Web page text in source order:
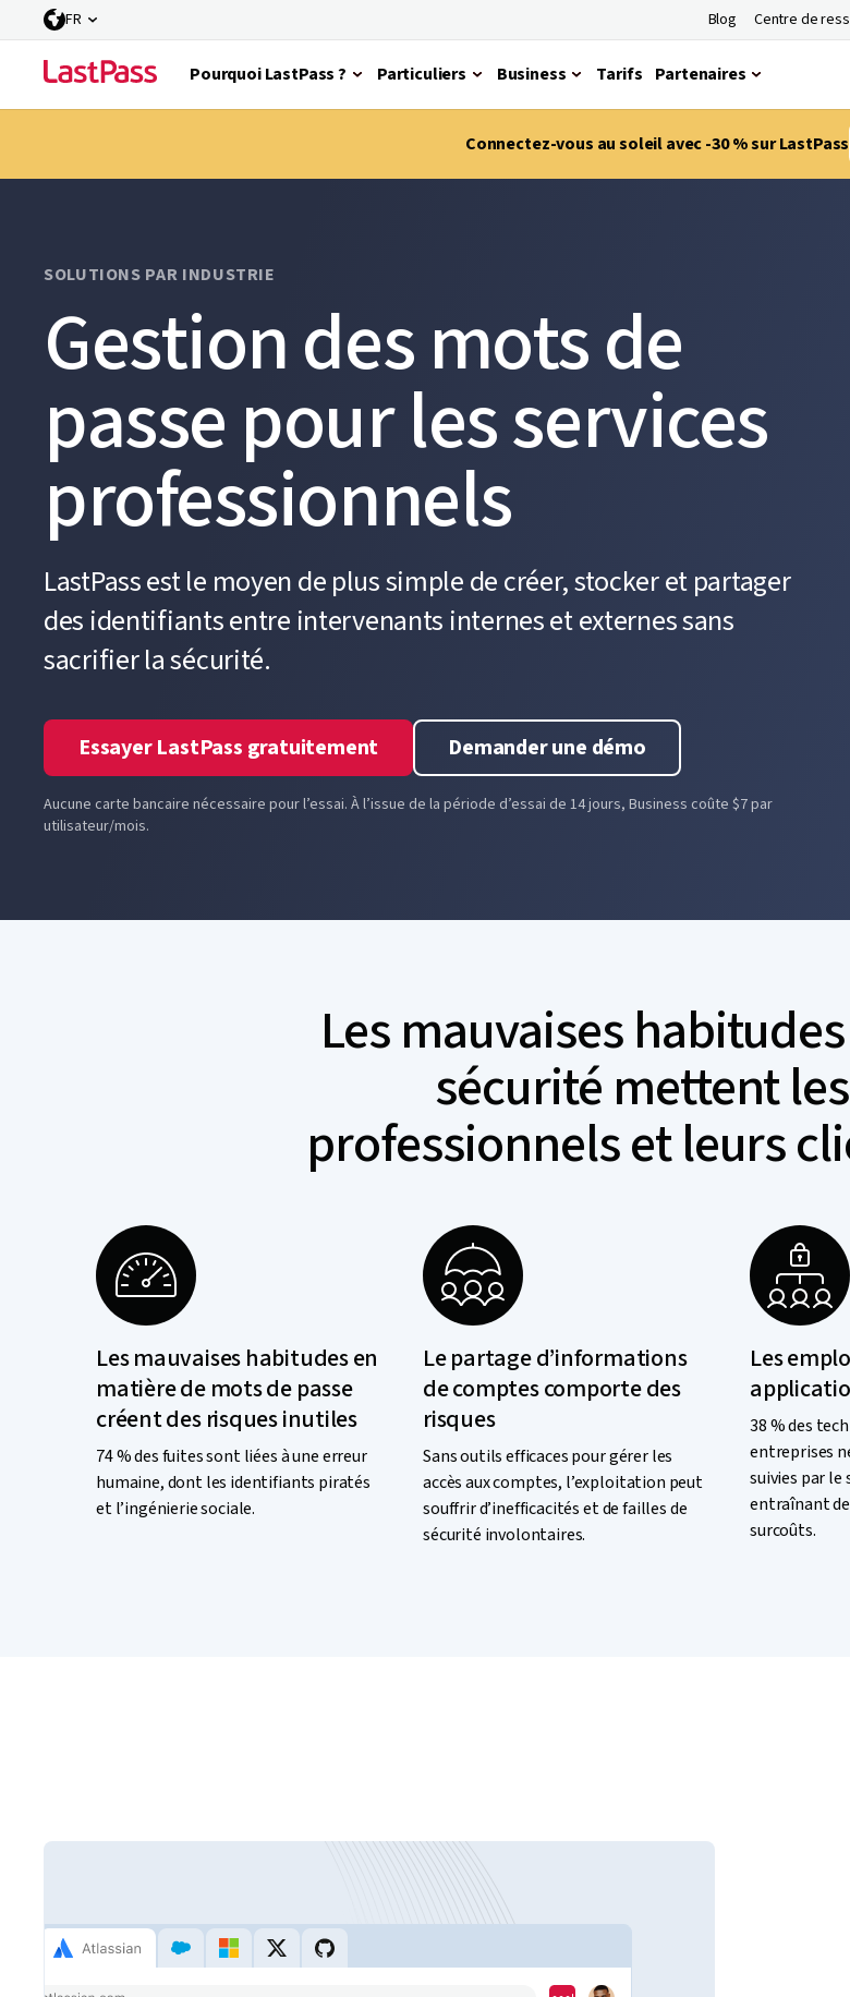
FR Blog Centre de
Pourquoi LastPass ? Particuliers Business Tarifs Partenaires
Connectez-vous au soleil avec -30 % sur LastPass
SOLUTIONS PAR INDUSTRIE
Gestion des mots de
passe pour les services
professionnels
LastPass est le moyen de plus simple de créer, stocker et partager
des identifiants entre intervenants internes et externes sans
sacrifier la sécurité.
Essayer LastPass gratuitement Demander une démo
Aucune carte bancaire nécessaire pour l’essai. À l’issue de la période d’essai de 14 jours, Business coûte $7 par
utilisateur/mois.
Les mauvaises
sécurité mettent
professionnels et leurs
Les mauvaises habitudes en
matière de mots de passe
créent des risques inutiles
74 % des fuites sont liées à une erreur
humaine, dont les identifiants piratés
et l’ingénierie sociale.
Le partage d’informations
de comptes comporte des
risques
Sans outils efficaces pour gérer les
accès aux comptes, l’exploitation peut
souffrir d’inefficacités et de failles de
sécurité involontaires.
Les
38 % des
entreprises
suivies par le
entraînant
surcoûts.